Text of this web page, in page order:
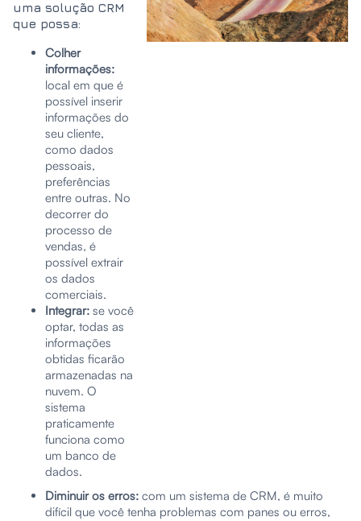
uma solução CRM
que possa:
Colher
informações:
local em que é
possível inserir
informações do
seu cliente,
como dados
pessoais,
preferências
entre outras. No
decorrer do
processo de
vendas, é
possível extrair
os dados
comerciais.
Integrar: se você
optar, todas as
informações
obtidas ficarão
armazenadas na
nuvem. O
sistema
praticamente
funciona como
um banco de
dados.
Diminuir os erros: com um sistema de CRM, é muito
difícil que você tenha problemas com panes ou erros,